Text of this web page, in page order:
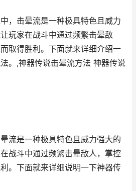
，击晕流是一种极具特色且威力
玩家在战斗中通过频繁击晕敌
取得胜利。下面就来详细介绍一
。,神器传说击晕流方法 神器传说
流是一种极具特色且威力强大的
战斗中通过频繁击晕敌人，掌控
。下面就来详细说明一下神器传